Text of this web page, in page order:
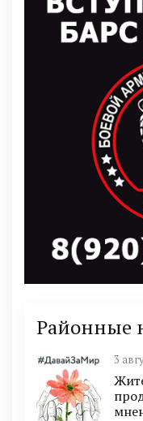
Районные
3